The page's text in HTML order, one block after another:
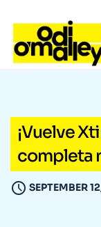
¡Vuelve
completa
SEPTEMBER